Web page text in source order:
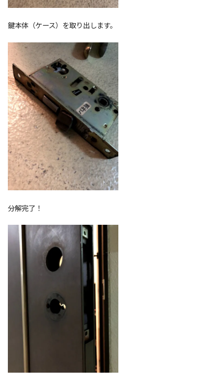
鍵本体（ケース）を取り出します。
分解完了！